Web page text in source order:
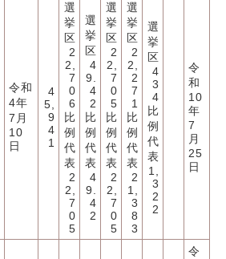
令和
4年
7月
10
日
4
5,
9
4
1
選
挙
区
2
2,
7
0
6
比
例
代
表
2
2,
7
0
5
選
挙
区
4
9.
4
2
比
例
代
表
4
9.
4
2
選
挙
区
2
2,
7
0
5
比
例
代
表
2
2,
7
0
5
選
挙
区
2
2,
2
7
1
比
例
代
表
2
1,
3
8
3
選
挙
区
4
3
4
比
例
代
表
1,
3
2
2
令
和
10
年
7
月
25
日
令